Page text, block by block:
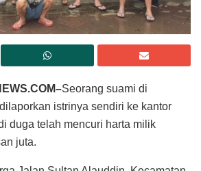
Seorang suami di
istrinya sendiri ke kantor
duga telah mencuri harta milik
juta.